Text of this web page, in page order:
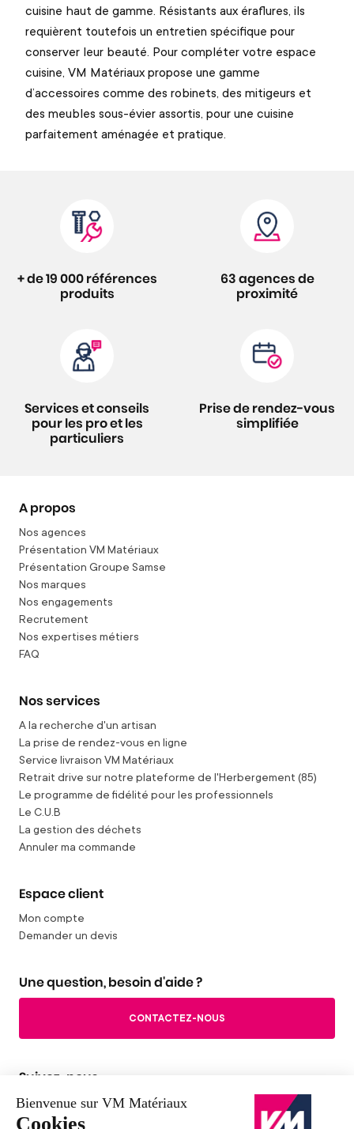
cuisine haut de gamme. Résistants aux éraflures, ils
requièrent toutefois un entretien spécifique pour
conserver leur beauté. Pour compléter votre espace
cuisine, VM Matériaux propose une gamme
d’accessoires comme des robinets, des mitigeurs et
des meubles sous-évier assortis, pour une cuisine
parfaitement aménagée et pratique.
+ de 19 000 références
produits
63 agences de
proximité
Services et conseils
pour les pro et les
particuliers
Prise de rendez-vous
simplifiée
A propos
Nos agences
Présentation VM Matériaux
Présentation Groupe Samse
Nos marques
Nos engagements
Recrutement
Nos expertises métiers
FAQ
Nos services
A la recherche d'un artisan
La prise de rendez-vous en ligne
Service livraison VM Matériaux
Retrait drive sur notre plateforme de l'Herbergement (85)
Le programme de fidélité pour les professionnels
Le C.U.B
La gestion des déchets
Annuler ma commande
Espace client
Mon compte
Demander un devis
Une question, besoin d'aide ?
CONTACTEZ-NOUS
Suivez-nous